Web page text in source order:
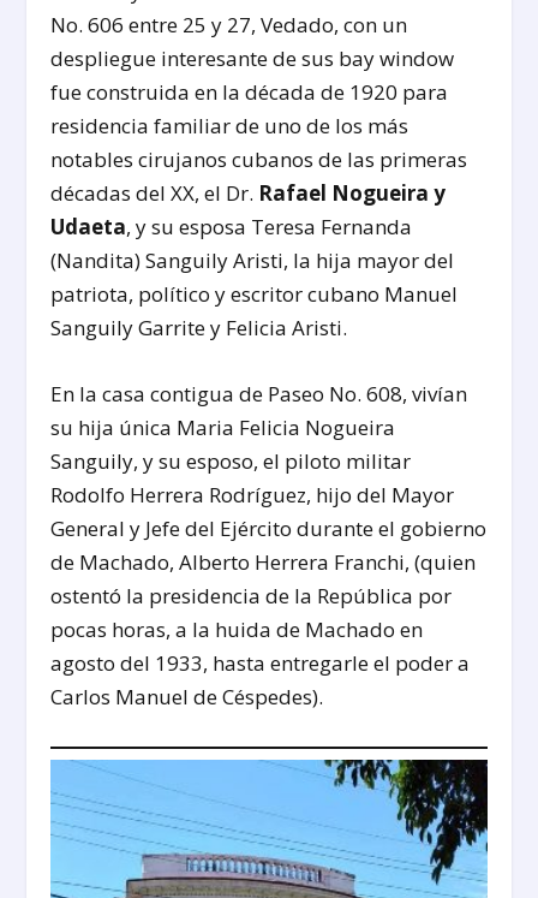
No. 606 entre 25 y 27, Vedado, con un
despliegue interesante de sus bay window
fue construida en la década de 1920 para
residencia familiar de uno de los más
notables cirujanos cubanos de las primeras
décadas del XX, el Dr. Rafael Nogueira y
Udaeta, y su esposa Teresa Fernanda
(Nandita) Sanguily Aristi, la hija mayor del
patriota, político y escritor cubano Manuel
Sanguily Garrite y Felicia Aristi.
En la casa contigua de Paseo No. 608, vivían
su hija única Maria Felicia Nogueira
Sanguily, y su esposo, el piloto militar
Rodolfo Herrera Rodríguez, hijo del Mayor
General y Jefe del Ejército durante el gobierno
de Machado, Alberto Herrera Franchi, (quien
ostentó la presidencia de la República por
pocas horas, a la huida de Machado en
agosto del 1933, hasta entregarle el poder a
Carlos Manuel de Céspedes).